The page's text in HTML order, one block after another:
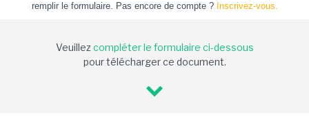
remplir le formulaire. Pas encore de compte ? Inscrivez-vous.
Veuillezcompléter le formulaire ci-dessous
pour télécharger ce document.